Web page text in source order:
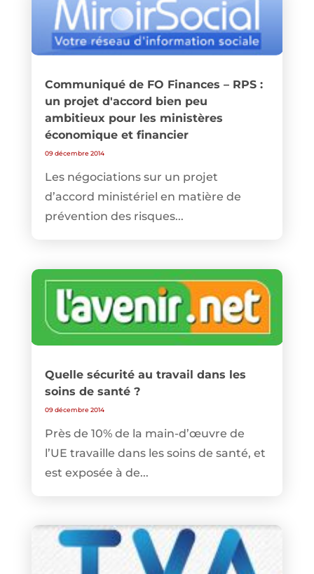
Communiqué de FO Finances – RPS :
un projet d'accord bien peu
ambitieux pour les ministères
économique et financier
09 décembre 2014
Les négociations sur un projet
d’accord ministériel en matière de
prévention des risques...
Quelle sécurité au travail dans les
soins de santé ?
09 décembre 2014
Près de 10% de la main-d’œuvre de
l’UE travaille dans les soins de santé, et
est exposée à de...